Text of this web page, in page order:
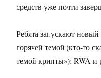
средств уже почти
Ребята запускают
горячей темой (кто-то
темой крипты»): RWA и